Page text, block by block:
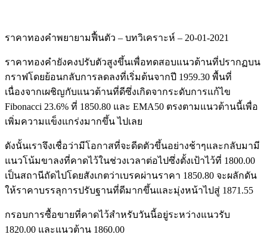
ราคาทองคำพยายามฟื้นตัว – บทวิเคราะห์ – 20-01-2021
ราคาทองคำยังคงปรับตัวสูงขึ้นเพื่อทดสอบแนวต้านที่ปรากฏบน
กราฟโดยย้อนกลับการลดลงที่เริ่มต้นจากปี 1959.30 พื้นที่
เนื่องจากเผชิญกับแนวต้านที่ดีซึ่งเกิดจากระดับการแก้ไข
Fibonacci 23.6% ที่ 1850.80 และ EMA50 ตรงตามแนวต้านนี้เพื่อ
เพิ่มความแข็งแกร่งมากขึ้น ไปเลย
ดังนั้นเราจึงเชื่อว่ามีโอกาสที่จะดีดตัวขึ้นอย่างช้าๆและกลับมามี
แนวโน้มขาลงที่คาดไว้ในช่วงเวลาต่อไปซึ่งตั้งเป้าไว้ที่ 1800.00
เป็นสถานีถัดไปโดยสังเกตว่าเบรคผ่านราคา 1850.80 จะผลักดัน
ให้ราคาบรรลุการปรับฐานที่ดีมากขึ้นและมุ่งหน้าไปสู่ ​​1871.55
กรอบการซื้อขายที่คาดไว้สำหรับวันนี้อยู่ระหว่างแนวรับ
1820.00 และแนวต้าน 1860.00